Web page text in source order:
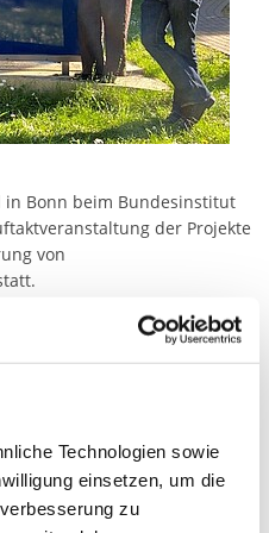
Technologien sowie
einsetzen, um die
zu
in Bonn beim Bundesinstitut
der Projekte
von
Bundesministerium für
und Jugend (BMBFSFJ) und
WeiterBildungsMentoring in
vertreten. Dieses
des Forschungsinstituts für
Ziel ist es,
zu verankern und so